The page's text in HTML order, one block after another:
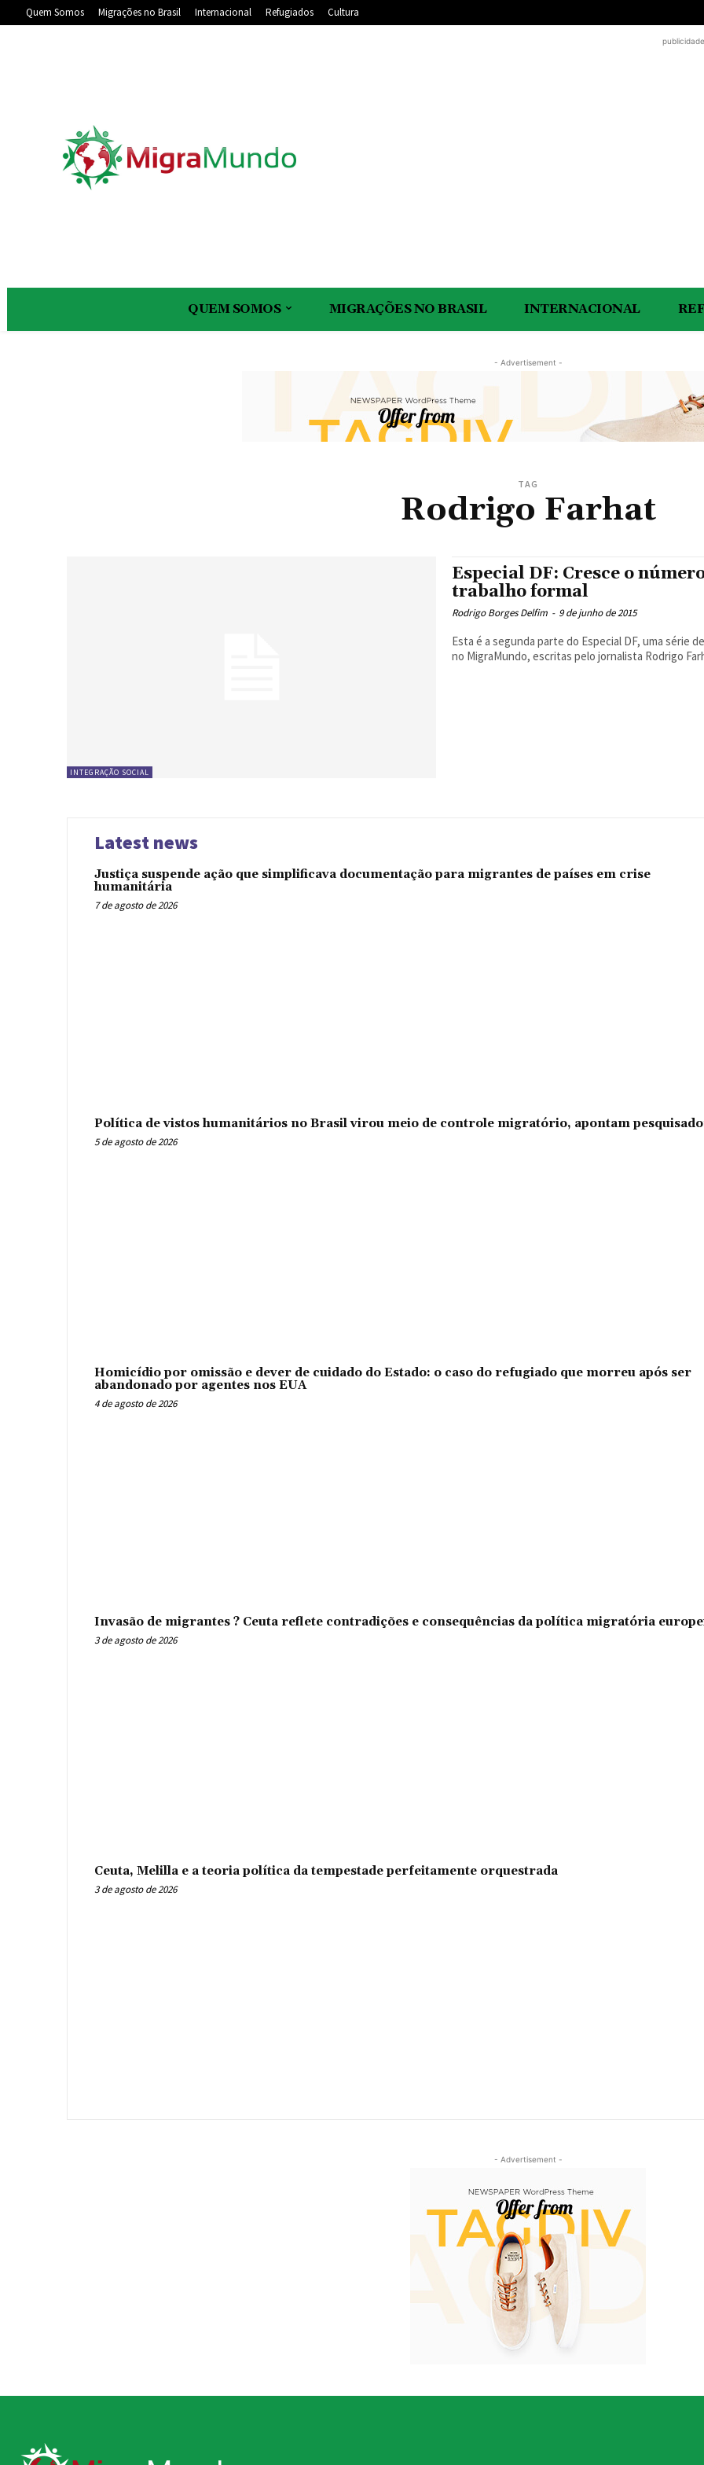
Quem Somos Migrações no Brasil Internacional Refugiados Cultura
QUEM SOMOS MIGRAÇÕES NO BRASIL INTERNACIONAL
- Advertisement -
TAG
Rodrigo Farhat
INTEGRAÇÃO SOCIAL
Especial DF: Cresce o
trabalho formal
Rodrigo Borges Delfim - 9 de junho de 2015
Esta é a segunda parte do Especial DF, uma série
no MigraMundo, escritas pelo jornalista Rodrigo
Latest news
Justiça suspende ação que simplificava documentação para migrantes de países em crise
humanitária
7 de agosto de 2026
Política de vistos humanitários no Brasil virou meio de controle migratório, apontam
5 de agosto de 2026
Homicídio por omissão e dever de cuidado do Estado: o caso do refugiado que morreu após ser
abandonado por agentes nos EUA
4 de agosto de 2026
Invasão de migrantes ? Ceuta reflete contradições e consequências da política migratória
3 de agosto de 2026
Ceuta, Melilla e a teoria política da tempestade perfeitamente orquestrada
3 de agosto de 2026
- Advertisement -